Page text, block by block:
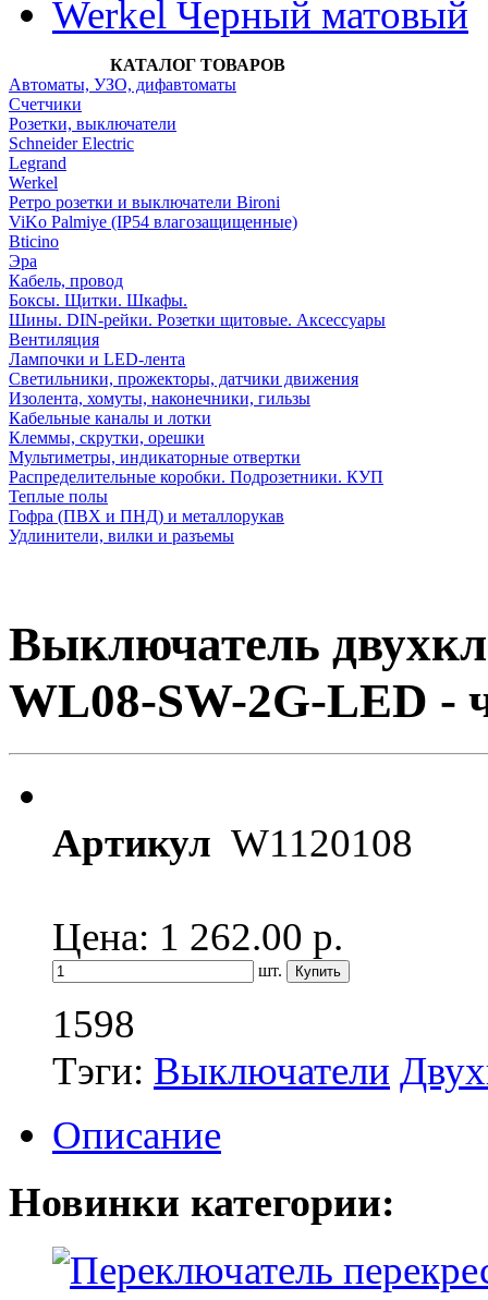
Werkel Черный матовый
КАТАЛОГ ТОВАРОВ
Автоматы, УЗО, дифавтоматы
Счетчики
Розетки, выключатели
Schneider Electric
Legrand
Werkel
Ретро розетки и выключатели Bironi
ViKo Palmiye (IP54 влагозащищенные)
Bticino
Эра
Кабель, провод
Боксы. Щитки. Шкафы.
Шины. DIN-рейки. Розетки щитовые. Аксессуары
Вентиляция
Лампочки и LED-лента
Светильники, прожекторы, датчики движения
Изолента, хомуты, наконечники, гильзы
Кабельные каналы и лотки
Клеммы, скрутки, орешки
Мультиметры, индикаторные отвертки
Распределительные коробки. Подрозетники. КУП
Теплые полы
Гофра (ПВХ и ПНД) и металлорукав
Удлинители, вилки и разъемы
Выключатель
WL08-SW-2G-LED -
Артикул W1120108
Цена: 1 262.00 р.
шт.
1598
Тэги: Выключатели
Описание
Новинки категории: